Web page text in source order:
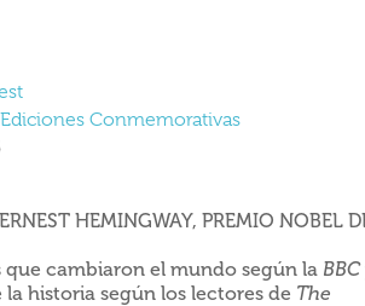
Conmemorativas
HEMINGWAY, PREMIO NOBEL
que cambiaron el mundo según la BBC
historia según los lectores de The